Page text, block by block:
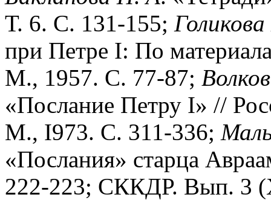
Т. 6. С. 131-155; Голикова
при Петре I: По
М., 1957. С. 77-87; Волков
«Послание Петру I» //
М., I973. С. 311-336;
«Послания» старца
222-223; СККДР. Вып. 3